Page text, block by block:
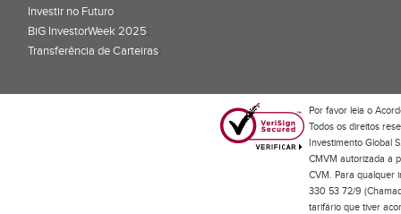
Investir no Futuro
BiG InvestorWeek 2025;
Transferência de Carteiras;
Por favor leia o
Todos os direitos
Investimento Global
CMVM autorizada a
CVM. Para qualquer
330 53 72/9
tarifário que tiver